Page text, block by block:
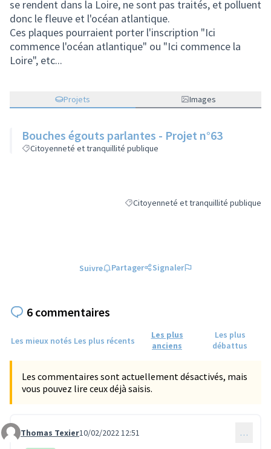
se rendent dans la Loire, ne sont pas traités, et polluent
donc le fleuve et l'océan atlantique.
Ces plaques pourraient porter l'inscription "Ici
commence l'océan atlantique" ou "Ici commence la
Loire", etc...
Projets Images
Bouches égouts parlantes - Projet n°63
Citoyenneté et tranquillité publique
Filtrer les résultats de la catégorie :
Citoyenneté et tranquillité publique
Suivre Partager Signaler
6 commentaires
Les mieux notés Les plus récents
Les plus
anciens
Les plus
débattus
Les commentaires sont actuellement désactivés, mais
vous pouvez lire ceux déjà saisis.
Commentaire 24
Thomas Texier10/02/2022 12:51 …